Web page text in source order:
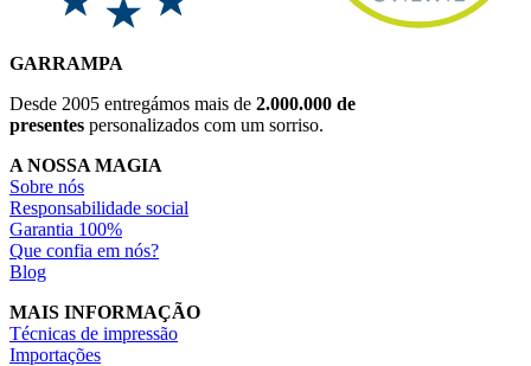
GARRAMPA
Desde 2005 entregámos mais de 2.000.000 de
presentes personalizados com um sorriso.
A NOSSA MAGIA
Sobre nós
Responsabilidade social
Garantia 100%
Que confia em nós?
Blog
MAIS INFORMAÇÃO
Técnicas de impressão
Importações